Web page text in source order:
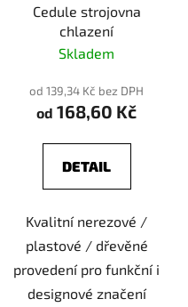
Cedule strojovna
chlazení
Skladem
od 139,34 Kč bez DPH
od 168,60 Kč
DETAIL
Kvalitní nerezové /
plastové / dřevěné
provedení pro funkční i
designové značení